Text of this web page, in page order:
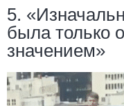
5.
была только
значением»